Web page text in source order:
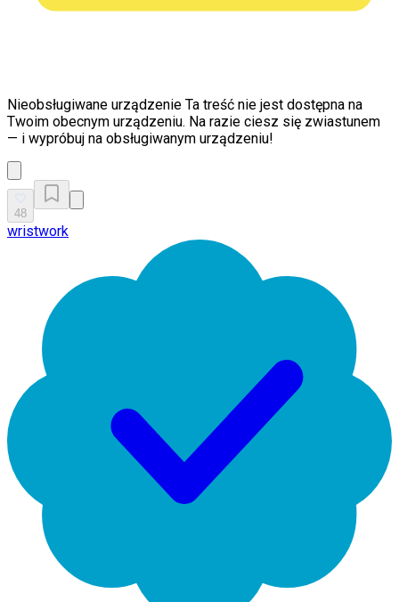
Nieobsługiwane urządzenie Ta treść nie jest dostępna na
Twoim obecnym urządzeniu. Na razie ciesz się zwiastunem
— i wypróbuj na obsługiwanym urządzeniu!
48
wristwork